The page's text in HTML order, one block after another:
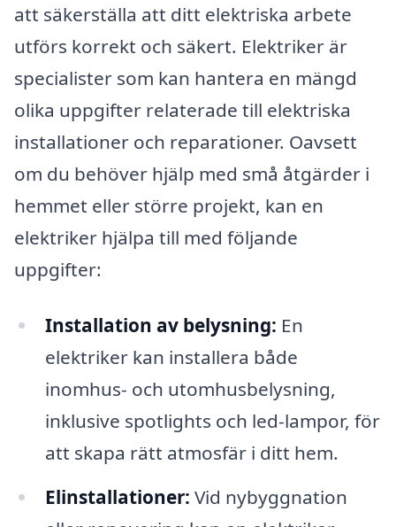
att säkerställa att ditt elektriska arbete
utförs korrekt och säkert. Elektriker är
specialister som kan hantera en mängd
olika uppgifter relaterade till elektriska
installationer och reparationer. Oavsett
om du behöver hjälp med små åtgärder i
hemmet eller större projekt, kan en
elektriker hjälpa till med följande
uppgifter:
Installation av belysning: En
elektriker kan installera både
inomhus- och utomhusbelysning,
inklusive spotlights och led-lampor, för
att skapa rätt atmosfär i ditt hem.
Elinstallationer: Vid nybyggnation